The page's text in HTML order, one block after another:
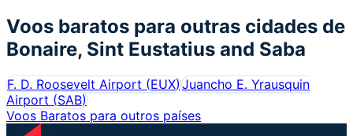
Voos baratos para outras cidades de
Bonaire, Sint Eustatius and Saba
F. D. Roosevelt Airport (EUX)Juancho E. Yrausquin
Airport (SAB)
Voos Baratos para outros países